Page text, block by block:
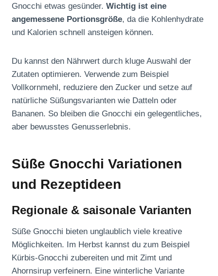
Gnocchi etwas gesünder. Wichtig ist eine
angemessene Portionsgröße, da die Kohlenhydrate
und Kalorien schnell ansteigen können.
Du kannst den Nährwert durch kluge Auswahl der
Zutaten optimieren. Verwende zum Beispiel
Vollkornmehl, reduziere den Zucker und setze auf
natürliche Süßungsvarianten wie Datteln oder
Bananen. So bleiben die Gnocchi ein gelegentliches,
aber bewusstes Genusserlebnis.
Süße Gnocchi Variationen
und Rezeptideen
Regionale & saisonale Varianten
Süße Gnocchi bieten unglaublich viele kreative
Möglichkeiten. Im Herbst kannst du zum Beispiel
Kürbis-Gnocchi zubereiten und mit Zimt und
Ahornsirup verfeinern. Eine winterliche Variante